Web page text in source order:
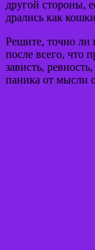
другой стороны,
дрались как
Решите, точно ли
после всего, что
зависть,
паника от мысли